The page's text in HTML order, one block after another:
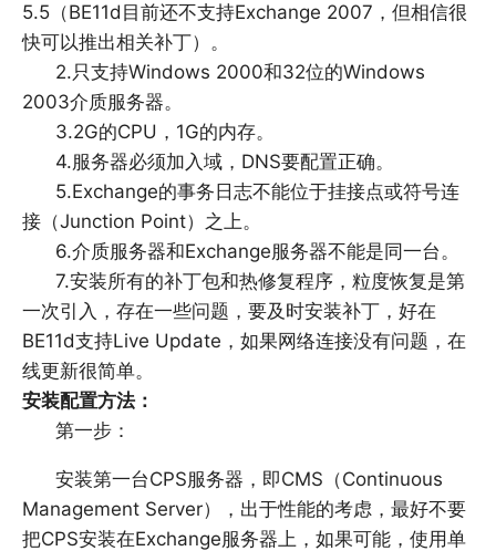
5.5（BE11d目前还不支持Exchange 2007，但相信很
快可以推出相关补丁）。
2.只支持Windows 2000和32位的Windows
2003介质服务器。
3.2G的CPU，1G的内存。
4.服务器必须加入域，DNS要配置正确。
5.Exchange的事务日志不能位于挂接点或符号连
接（Junction Point）之上。
6.介质服务器和Exchange服务器不能是同一台。
7.安装所有的补丁包和热修复程序，粒度恢复是第
一次引入，存在一些问题，要及时安装补丁，好在
BE11d支持Live Update，如果网络连接没有问题，在
线更新很简单。
安装配置方法：
第一步：
安装第一台CPS服务器，即CMS（Continuous
Management Server），出于性能的考虑，最好不要
把CPS安装在Exchange服务器上，如果可能，使用单